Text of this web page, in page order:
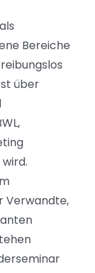
Bereiche
über
Verwandte,